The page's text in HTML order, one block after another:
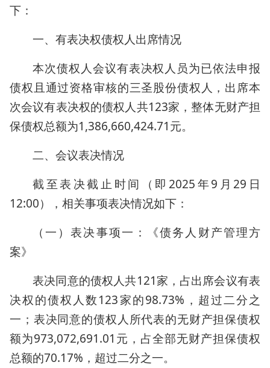
下：
一、有表决权债权人出席情况
本次债权人会议有表决权人员为已依法申报
债权且通过资格审核的三圣股份债权人，出席本
次会议有表决权的债权人共123家，整体无财产担
保债权总额为1,386,660,424.71元。
二、会议表决情况
截至表决截止时间（即2025年9月29日
12:00），相关事项表决情况如下：
（一）表决事项一：《债务人财产管理方
案》
表决同意的债权人共121家，占出席会议有表
决权的债权人数123家的98.73%，超过二分之
一；表决同意的债权人所代表的无财产担保债权
额为973,072,691.01元，占全部无财产担保债权
总额的70.17%，超过二分之一。